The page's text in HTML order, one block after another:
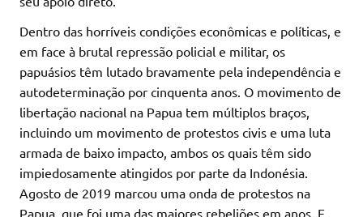
Dentro das horríveis condições econômicas e políticas, e
em face à brutal repressão policial e militar, os
papuásios têm lutado bravamente pela independência e
autodeterminação por cinquenta anos. O movimento de
libertação nacional na Papua tem múltiplos braços,
incluindo um movimento de protestos civis e uma luta
armada de baixo impacto, ambos os quais têm sido
impiedosamente atingidos por parte da Indonésia.
Agosto de 2019 marcou uma onda de protestos na
Papua, que foi uma das maiores rebeliões em anos. E